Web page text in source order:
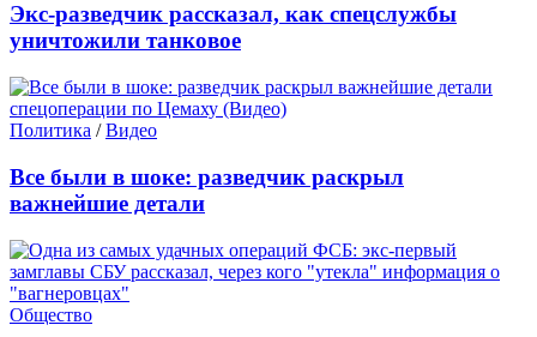
Экс-разведчик рассказал, как спецслужбы
уничтожили танковое
Политика /Видео
Все были в шоке: разведчик раскрыл
важнейшие детали
Общество